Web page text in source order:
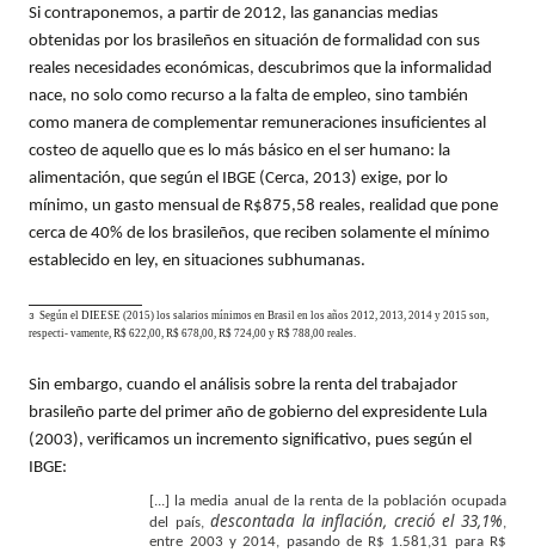
Si contraponemos, a partir de 2012, las ganancias medias
obtenidas por los brasileños en situación de formalidad con sus
reales necesidades económicas, descubrimos que la informalidad
nace, no solo como recurso a la falta de empleo, sino también
como manera de complementar remuneraciones insuficientes al
costeo de aquello que es lo más básico en el ser humano: la
alimentación, que según el IBGE (Cerca, 2013) exige, por lo
mínimo, un gasto mensual de R$875,58 reales, realidad que pone
cerca de 40% de los brasileños, que reciben solamente el mínimo
establecido en ley, en situaciones subhumanas.
3 Según el DIEESE (2015) los salarios mínimos en Brasil en los años 2012, 2013, 2014 y 2015 son,
respecti- vamente, R$ 622,00, R$ 678,00, R$ 724,00 y R$ 788,00 reales.
Sin embargo, cuando el análisis sobre la renta del trabajador
brasileño parte del primer año de gobierno del expresidente Lula
(2003), verificamos un incremento significativo, pues según el
IBGE:
[...] la media anual de la renta de la población ocupada
del país,descontada la inflación, creció el 33,1%,
entre 2003 y 2014, pasando de R$ 1.581,31 para R$